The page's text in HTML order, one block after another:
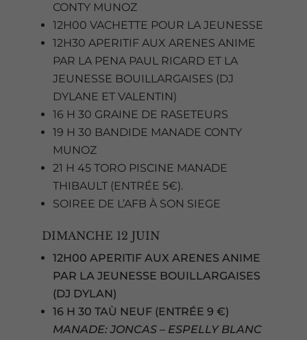
CONTY MUNOZ
12H00 VACHETTE POUR LA JEUNESSE
12H30 APERITIF AUX ARENES ANIME
PAR LA PENA PAUL RICARD ET LA
JEUNESSE BOUILLARGAISES (DJ
DYLANE ET VALENTIN)
16 H 30 GRAINE DE RASETEURS
19 H 30 BANDIDE MANADE CONTY
MUNOZ
21 H 45 TORO PISCINE MANADE
THIBAULT (ENTRÉE 5€).
SOIREE DE L’AFB À SON SIEGE
DIMANCHE 12 JUIN
12H00 APERITIF AUX ARENES ANIME
PAR LA JEUNESSE BOUILLARGAISES
(DJ DYLAN)
16 H 30 TAÙ NEUF (ENTRÉE 9 €)
MANADE: JONCAS – ESPELLY BLANC